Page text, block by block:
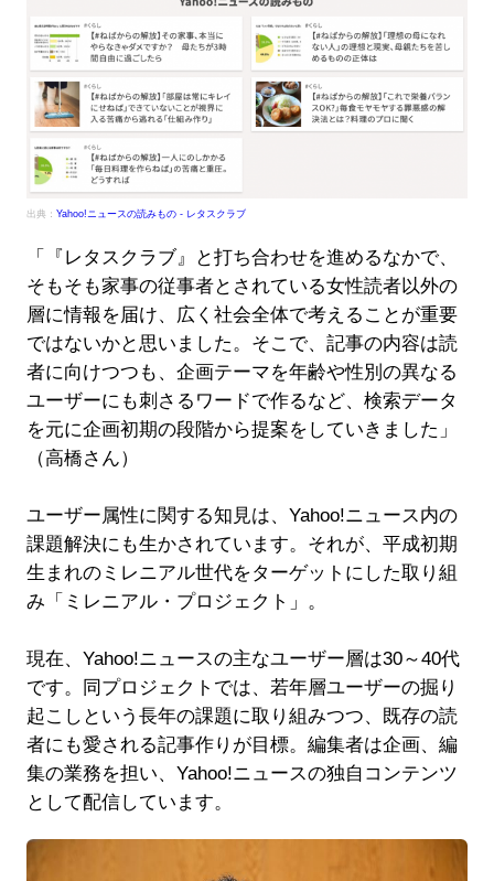
出典： Yahoo!ニュースの読みもの - レタスクラブ
「『レタスクラブ』と打ち合わせを進めるなかで、
そもそも家事の従事者とされている女性読者以外の
層に情報を届け、広く社会全体で考えることが重要
ではないかと思いました。そこで、記事の内容は読
者に向けつつも、企画テーマを年齢や性別の異なる
ユーザーにも刺さるワードで作るなど、検索データ
を元に企画初期の段階から提案をしていきました」
（高橋さん）
ユーザー属性に関する知見は、Yahoo!ニュース内の
課題解決にも生かされています。それが、平成初期
生まれのミレニアル世代をターゲットにした取り組
み「ミレニアル・プロジェクト」。
現在、Yahoo!ニュースの主なユーザー層は30～40代
です。同プロジェクトでは、若年層ユーザーの掘り
起こしという長年の課題に取り組みつつ、既存の読
者にも愛される記事作りが目標。編集者は企画、編
集の業務を担い、Yahoo!ニュースの独自コンテンツ
として配信しています。